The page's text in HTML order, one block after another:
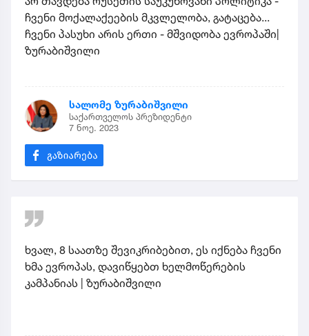
ჩვენი მოქალაქეების მკვლელობა, გატაცება...
ჩვენი პასუხი არის ერთი - მშვიდობა ევროპაში|
ზურაბიშვილი
სალომე ზურაბიშვილი
საქართველოს პრეზიდენტი
7 ნოე. 2023
ხვალ, 8 საათზე შევიკრიბებით, ეს იქნება ჩვენი
ხმა ევროპას, დავიწყებთ ხელმოწერების
კამპანიას | ზურაბიშვილი